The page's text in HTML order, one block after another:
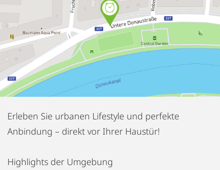
Erleben Sie urbanen Lifestyle und perfekte
Anbindung – direkt vor Ihrer Haustür!
Highlights der Umgebung